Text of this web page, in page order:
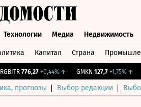
Технологии Медиа Недвижимость
Капитал Страна
776,27 +0,44%↑ GMKN 127,7 +1,75%↑
прогнозы Выбор редакции